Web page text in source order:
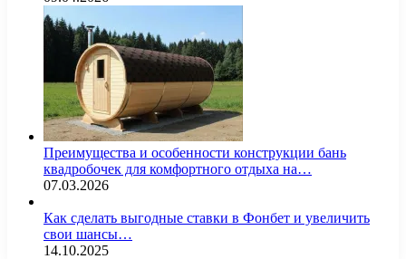
Преимущества и особенности конструкции бань
квадробочек для комфортного отдыха на…
07.03.2026
Как сделать выгодные ставки в Фонбет и увеличить
свои шансы…
14.10.2025